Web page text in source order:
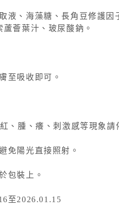
液、海藻糖、長角豆修護
薈葉汁、玻尿酸鈉。
至吸收即可。
、腫、癢、刺激感等現象請
免陽光直接照射。
包裝上。
至2026.01.15